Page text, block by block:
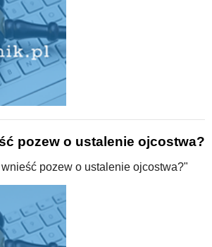
pozew o ustalenie ojcostwa?
pozew o ustalenie ojcostwa?"